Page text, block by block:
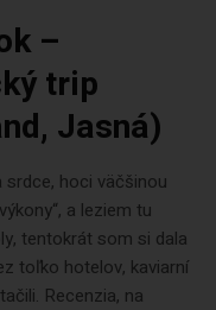
–
trip
Jasná)
hoci väčšinou
a leziem tu
tentokrát som si dala
toľko hotelov, kaviarní
Recenzia, na